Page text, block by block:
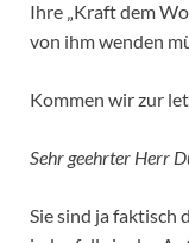
Ihre „Kraft dem
von ihm wenden
Kommen wir zur
Sehr geehrter Herr
Sie sind ja